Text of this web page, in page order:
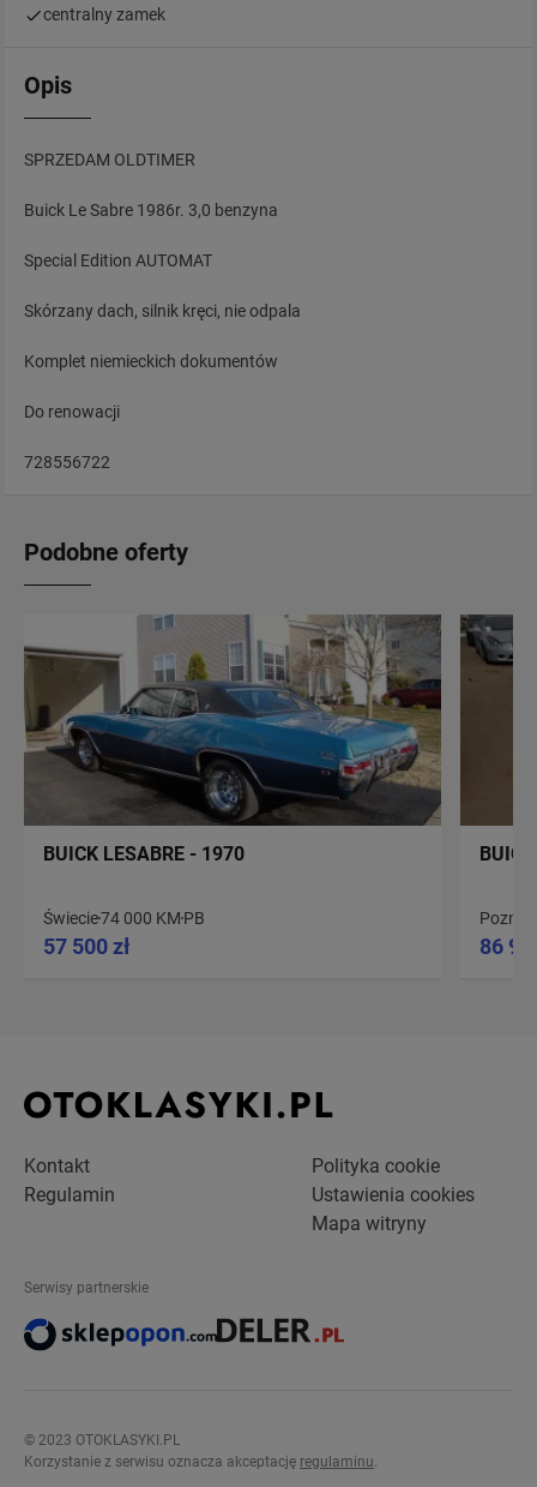
centralny zamek
Opis
SPRZEDAM OLDTIMER
Buick Le Sabre 1986r. 3,0 benzyna
Special Edition AUTOMAT
Skórzany dach, silnik kręci, nie odpala
Komplet niemieckich dokumentów
Do renowacji
728556722
Podobne oferty
BUICK LESABRE - 1970
Świecie74 000 KM PB
57 500 zł
Poznań
86
Kontakt
Regulamin
Polityka cookie
Ustawienia cookies
Mapa witryny
Serwisy partnerskie
© 2023 OTOKLASYKI.PL
Korzystanie z serwisu oznacza akceptację regulaminu.